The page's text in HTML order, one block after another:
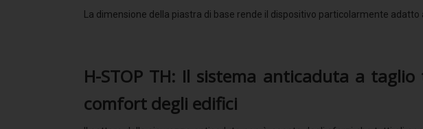
La dimensione della piastra di base rende il dispositivo particolarmente
H-STOP TH: Il sistema anticaduta a
comfort degli edifici